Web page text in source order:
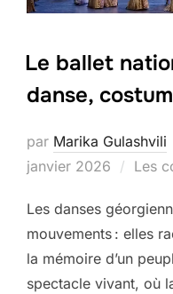
Le ballet
danse,
par Marika Gulashvili
janvier 2026
Les
Les danses
mouvements : elles
la mémoire d’un
spectacle vivant, où